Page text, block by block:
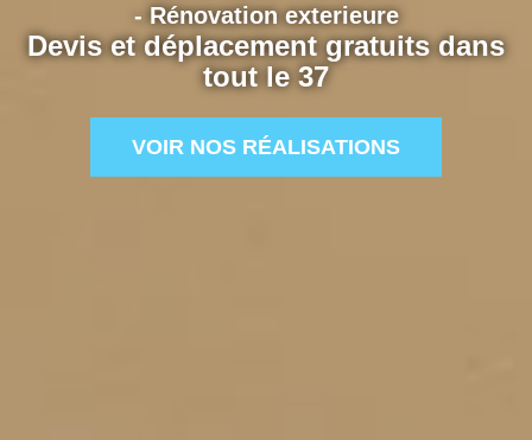
- Rénovation exterieure
Devis et déplacement gratuits dans
tout le 37
VOIR NOS RÉALISATIONS